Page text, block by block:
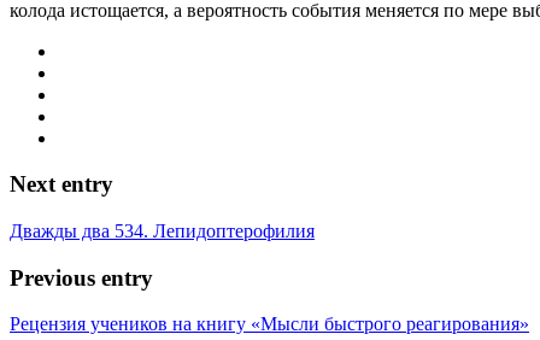
колода истощается, а вероятность события меняется по мере
Next entry
Дважды два 534. Лепидоптерофилия
Previous entry
Рецензия учеников на книгу «Мысли быстрого реагирования»